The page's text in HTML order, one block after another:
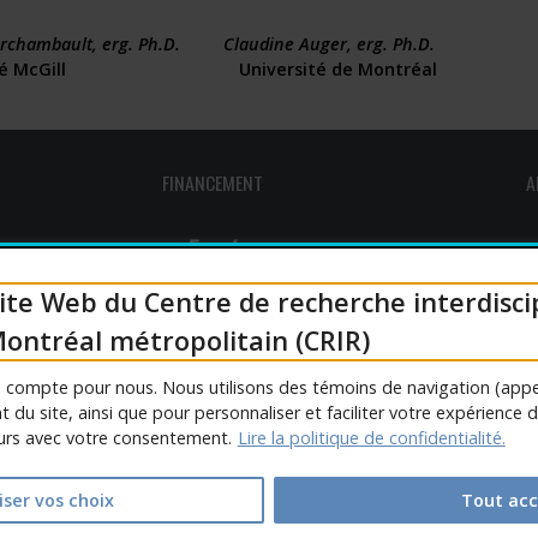
Web du Centre de recherche
métropolitain (CRIR)
pour nous. Nous utilisons des témoins de navigation
du site, ainsi que pour personnaliser et faciliter votre expérience
avec votre consentement. Lire la politique de confidentialité.
vos choix Tout
erg. Ph.D. Claudine Auger, erg. Ph.D.
McGill Université de Montréal
FINANCEMENT